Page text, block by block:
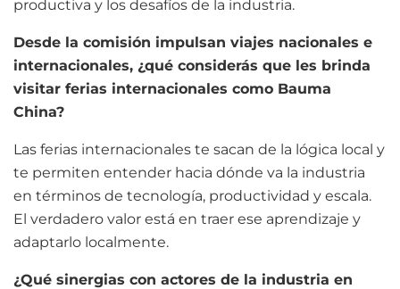
productiva y los desafíos de la industria.
Desde la comisión impulsan viajes nacionales e
internacionales, ¿qué considerás que les brinda
visitar ferias internacionales como Bauma
China?
Las ferias internacionales te sacan de la lógica local y
te permiten entender hacia dónde va la industria
en términos de tecnología, productividad y escala.
El verdadero valor está en traer ese aprendizaje y
adaptarlo localmente.
¿Qué sinergias con actores de la industria en